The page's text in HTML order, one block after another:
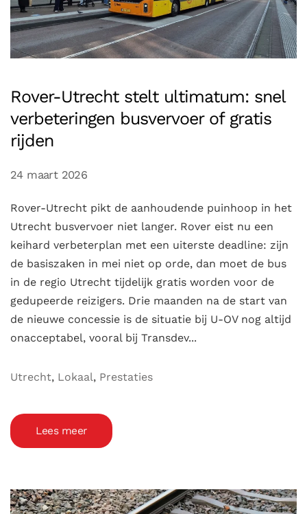
Rover-Utrecht stelt ultimatum: snel
verbeteringen busvervoer of gratis
rijden
24 maart 2026
Rover-Utrecht pikt de aanhoudende puinhoop in het
Utrecht busvervoer niet langer. Rover eist nu een
keihard verbeterplan met een uiterste deadline: zijn
de basiszaken in mei niet op orde, dan moet de bus
in de regio Utrecht tijdelijk gratis worden voor de
gedupeerde reizigers. Drie maanden na de start van
de nieuwe concessie is de situatie bij U-OV nog altijd
onacceptabel, vooral bij Transdev...
Utrecht, Lokaal, Prestaties
Lees meer